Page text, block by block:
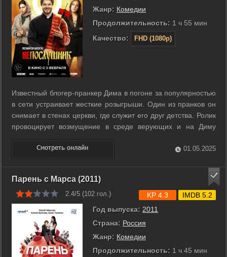
Жанр: Комедии
Продолжительность: 1 ч 55 мин
Качество:
FHD (1080p)
Известный блогер-пранкер Дима в погоне за популярностью
в сети устраивает жесткие розыгрыши. Один из пранков он
снимает в стенах церкви, где служит его друг детства. Ролик
провоцирует возмущение в среде верующих и на Диму
заводят дело. Уходя от преследования полиции, Дима
укрывается в месте, где его точно не будут искать - в
маленьком ...
01.05.2025
Парень с Марса (2011)
2.4/5 (102 гол.)
Год выпуска: 2011
Страна: Россия
Жанр: Комедии
Продолжительность: 1 ч 45 мин
KP 4.3 IMDB 5.2